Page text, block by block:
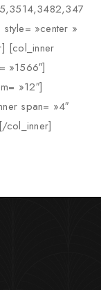
»center »
[col_inner
»1566″]
»12″]
span= »4″
col_inner]